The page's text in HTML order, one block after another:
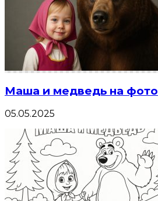
Маша и медведь на фото
05.05.2025